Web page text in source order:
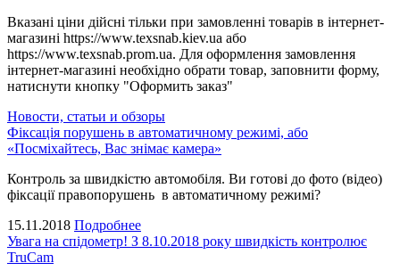
Вказані ціни дійсні тільки при замовленні товарів в інтернет-
магазині https://www.texsnab.kiev.ua або
https://www.texsnab.prom.ua. Для оформлення замовлення
інтернет-магазині необхідно обрати товар, заповнити форму,
натиснути кнопку "Оформить заказ"
Новости, статьи и обзоры
Фіксація порушень в автоматичному режимі, або
«Посміхайтесь, Вас знімає камера»
Контроль за швидкістю автомобіля. Ви готові до фото (відео)
фіксації правопорушень в автоматичному режимі?
15.11.2018 Подробнее
Увага на спідометр! З 8.10.2018 року швидкість контролює
TruCam